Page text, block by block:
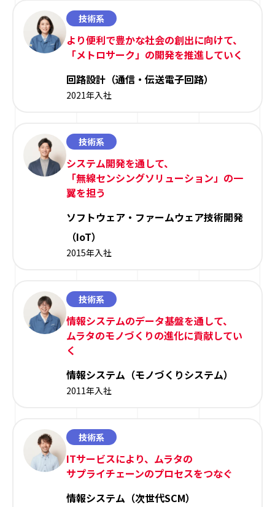
技術系
より便利で豊かな社会の創出に向けて、
「メトロサーク」の開発を推進していく
回路設計（通信・伝送電子回路）
2021年入社
技術系
システム開発を通して、
「無線センシングソリューション」の一
翼を担う
ソフトウェア・ファームウェア技術開発
（IoT）
2015年入社
技術系
情報システムのデータ基盤を通して、
ムラタのモノづくりの進化に貢献してい
く
情報システム（モノづくりシステム）
2011年入社
技術系
ITサービスにより、ムラタの
サプライチェーンのプロセスをつなぐ
情報システム（次世代SCM）